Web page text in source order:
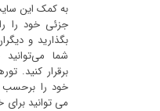
به کمک این
جزئی خود را
بگذارید و
شما می‌توانید
برقرار کنید.
خود را برحسب
می توانید برای